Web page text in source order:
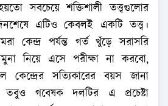
সবচেয়ে শক্তিশালী তত্ত্বগুলোর
এটিও কেবলই একটি তত্ত্ব।
কেন্দ্র পর্যন্ত গর্ত খুঁড়ে সরাসরি
নিয়ে এসে পরীক্ষা না করবো,
কেন্দ্রের সত্যিকারের বয়স জানা
তবুও গবেষক দলটির এ প্রচেষ্টা